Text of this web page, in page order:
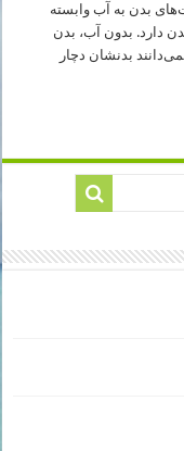
بدن به آب وابسته
دارد. بدون آب، بدن
بدنشان دچار